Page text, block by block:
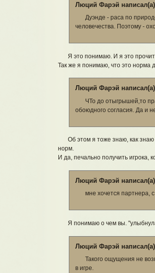
Люций Фарэй
Дуэнде - раса по
человечества. Поэтому -
Я это понимаю. И я это
Так же я понимаю, что это норма
Люций Фарэй
ЧТо до отыгрышей,то
обоюдного согласия. Да и
Об этом я тоже знаю, как
норм.
И да, печально получить игрока,
Люций Фарэй
мне хочется партнера,
Я понимаю о чем вы.
Люций Фарэй
Такого ощущения не
в игре.